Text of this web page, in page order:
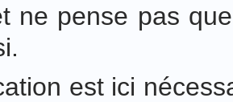
ne pense pas
est ici